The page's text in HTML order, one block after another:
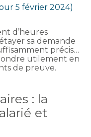
5 février 2024)
d’heures
sa demande
précis…
utilement en
de preuve.
: la
et